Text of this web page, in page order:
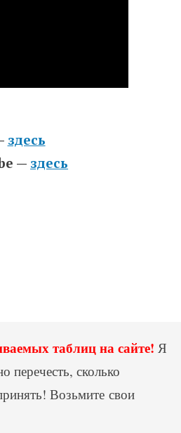
здесь
— здесь
таблиц на сайте! Я
перечесть, сколько
Возьмите свои